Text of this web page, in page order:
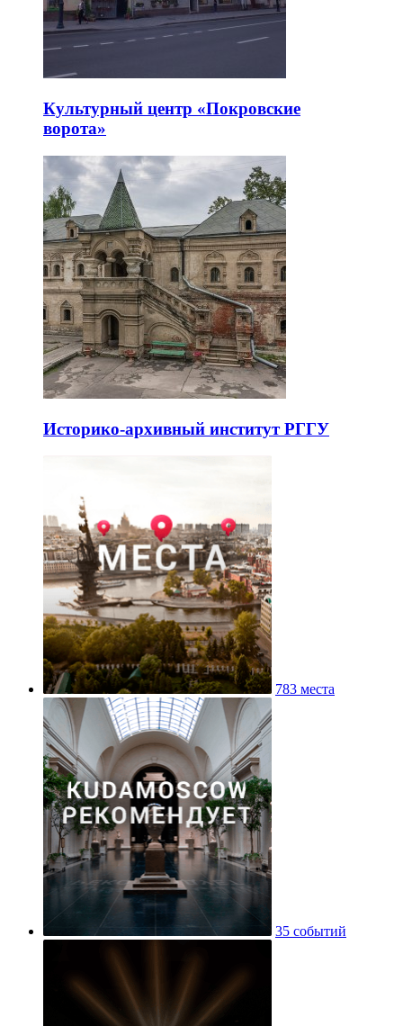
Культурный центр «Покровские
ворота»
Историко-архивный институт РГГУ
783 места
35 событий